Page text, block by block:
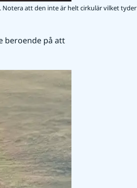
Notera att den inte är helt cirkulär vilket tyder
beroende på att